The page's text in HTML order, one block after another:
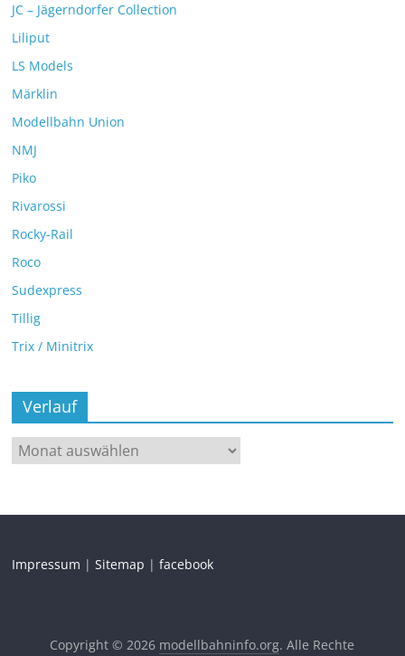
JC – Jägerndorfer Collection
Liliput
LS Models
Märklin
Modellbahn Union
NMJ
Piko
Rivarossi
Rocky-Rail
Roco
Sudexpress
Tillig
Trix / Minitrix
Verlauf
Impressum |Sitemap |facebook
Copyright © 2026 modellbahninfo.org. Alle Rechte